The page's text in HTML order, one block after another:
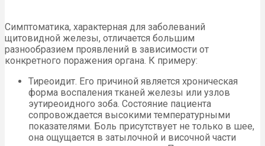
Симптоматика, характерная для заболеваний
щитовидной железы, отличается большим
разнообразием проявлений в зависимости от
конкретного поражения органа. К примеру:
Тиреоидит. Его причиной является хроническая
форма воспаления тканей железы или узлов
эутиреоидного зоба. Состояние пациента
сопровождается высокими температурными
показателями. Боль присутствует не только в шее,
она ощущается в затылочной и височной части